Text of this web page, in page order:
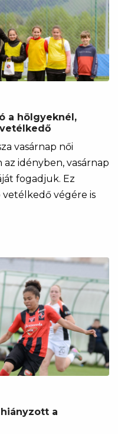
a hölgyeknél,
vasárnap női
idényben, vasárnap
fogadjuk. Ez
végére is
a